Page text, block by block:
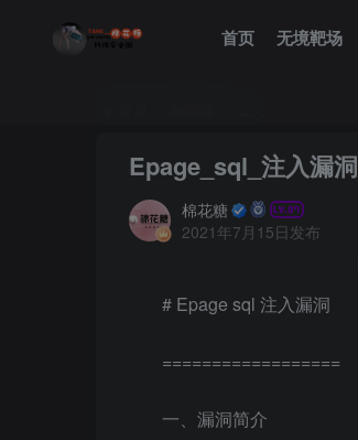
首页 无境靶场
Epage_sql_注入漏洞
棉花糖
2021年7月15日发布
# Epage sql 注入漏洞
==================
一、漏洞简介